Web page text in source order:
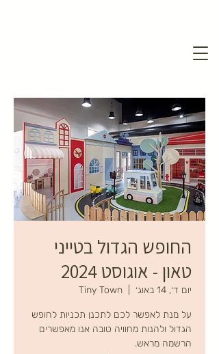
החופש הגדול בטייני
טאון - אוגוסט 2024
יום ד׳, 14 באוג׳ Tiny Town
על מנת לאפשר לכם לתכנן תכניות לחופש
הגדול ולהנות מחוויה טובה אנו מאפשרים